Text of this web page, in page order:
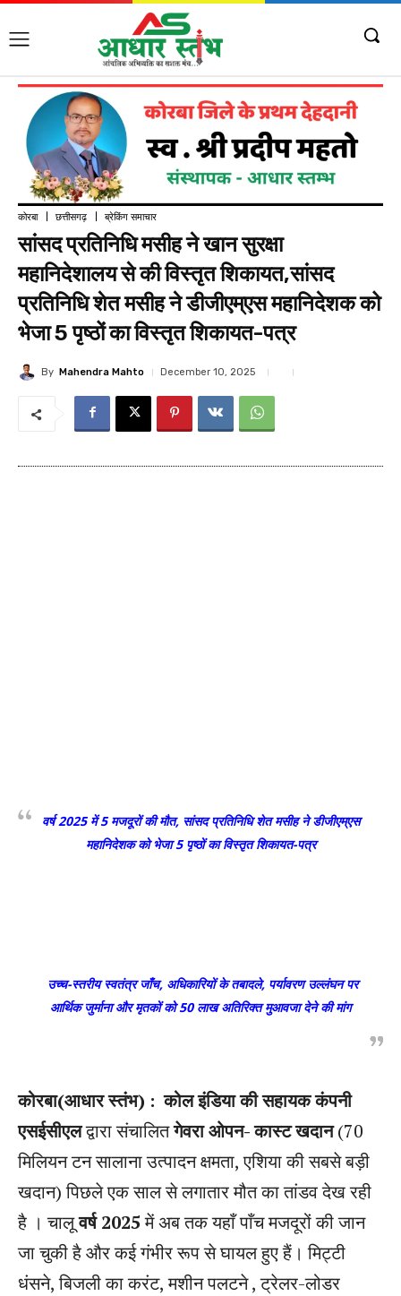
कोरबा छत्तीसगढ़ ब्रेकिंग समाचार
सांसद प्रतिनिधि मसीह ने खान सुरक्षा
महानिदेशालय से की विस्तृत शिकायत,सांसद
प्रतिनिधि शेत मसीह ने डीजीएम्एस महानिदेशक को
भेजा 5 पृष्ठों का विस्तृत शिकायत-पत्र
By Mahendra Mahto December 10, 2025
वर्ष 2025 में 5 मजदूरों की मौत, सांसद प्रतिनिधि शेत मसीह ने डीजीएम्एस
महानिदेशक को भेजा 5 पृष्ठों का विस्तृत शिकायत-पत्र
उच्च-स्तरीय स्वतंत्र जाँच, अधिकारियों के तबादले, पर्यावरण उल्लंघन पर
आर्थिक जुर्माना और मृतकों को 50 लाख अतिरिक्त मुआवजा देने की मांग
कोरबा(आधार स्तंभ) : कोल इंडिया की सहायक कंपनी
एसईसीएलद्वारा संचालितगेवरा ओपन- कास्ट खदान(70
मिलियन टन सालाना उत्पादन क्षमता, एशिया की सबसे बड़ी
खदान) पिछले एक साल से लगातार मौत का तांडव देख रही
है । चालूवर्ष 2025में अब तक यहाँ पाँच मजदूरों की जान
जा चुकी है और कई गंभीर रूप से घायल हुए हैं। मिट्टी
धंसने, बिजली का करंट, मशीन पलटने , ट्रेलर-लोडर